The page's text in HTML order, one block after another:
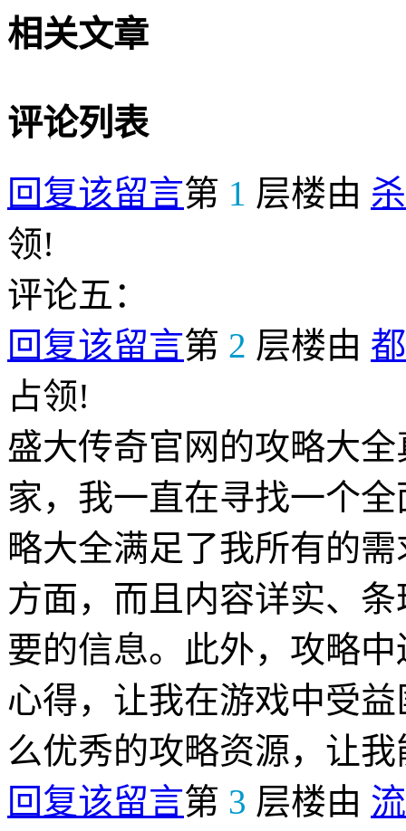
相关文章
评论列表
回复该留言第 1 层楼由
领!
评论五：
回复该留言第 2 层楼由
占领!
盛大传奇官网的攻略大
家，我一直在寻找一个
略大全满足了我所有的
方面，而且内容详实、
要的信息。此外，攻略
心得，让我在游戏中受
么优秀的攻略资源，让
回复该留言第 3 层楼由